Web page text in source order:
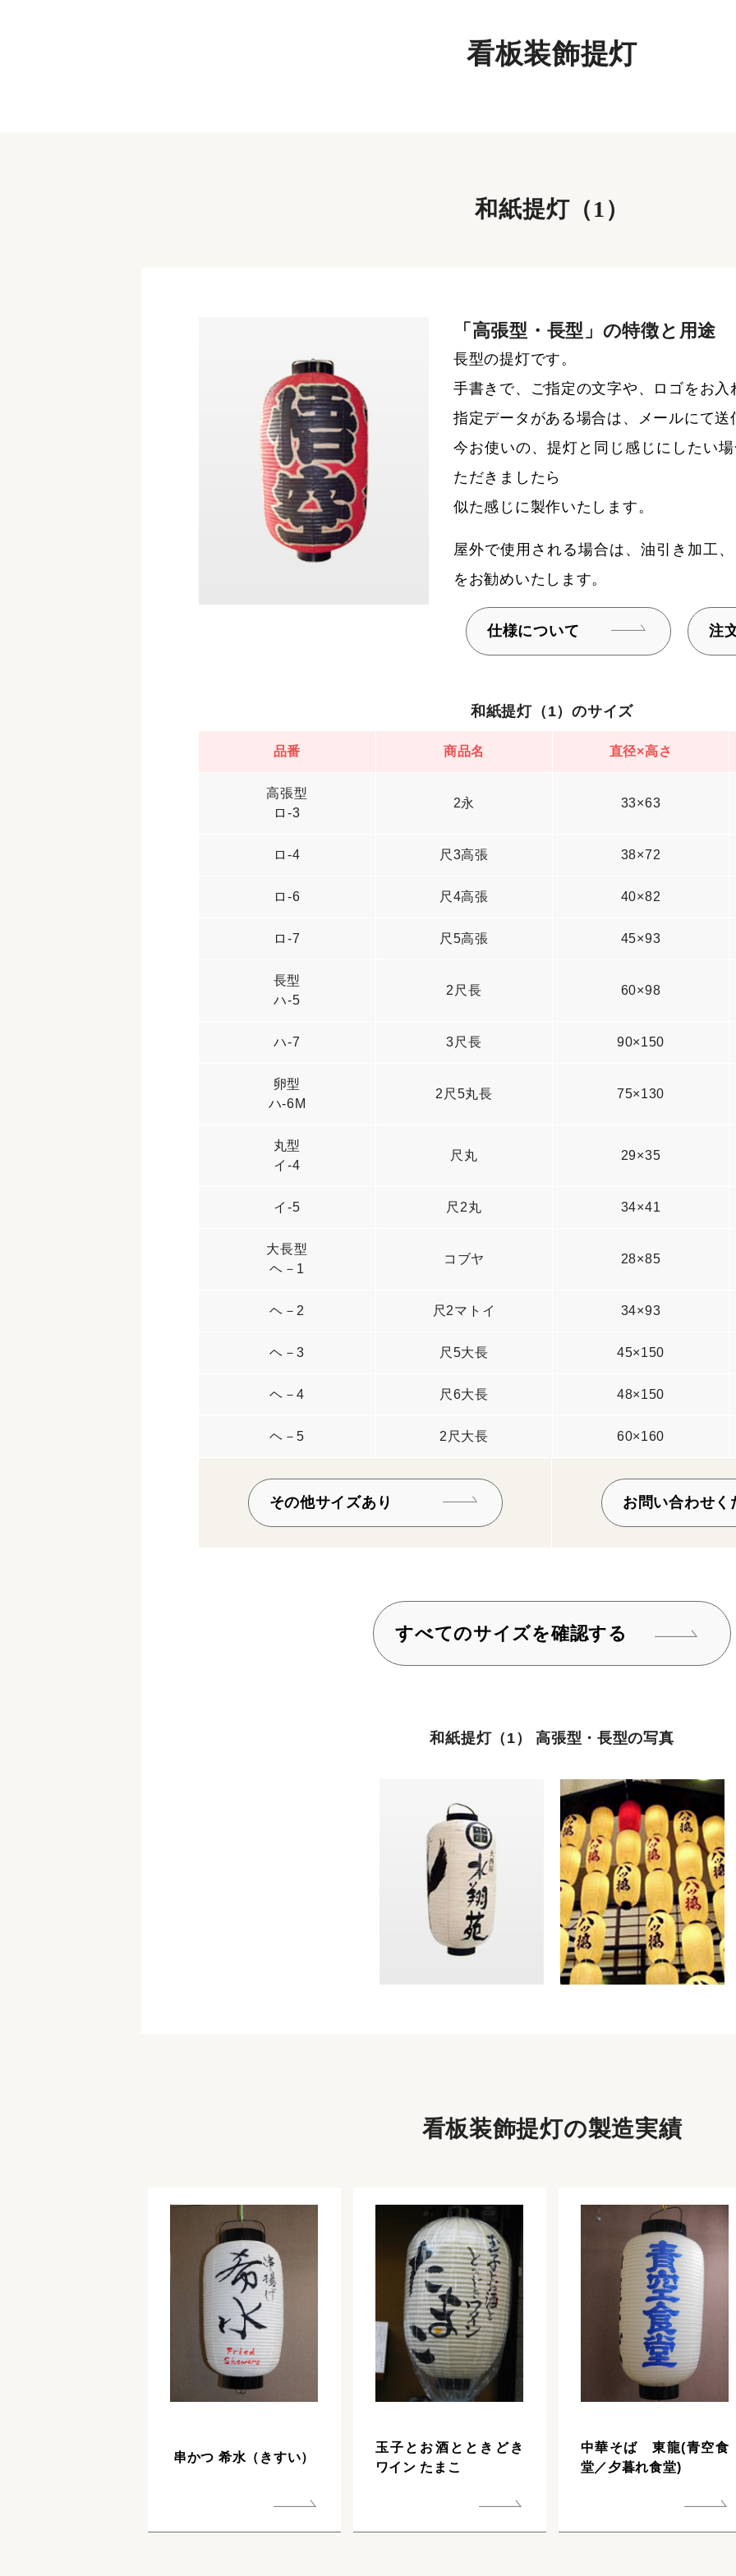
看板装飾提灯
和紙提灯（1）
「高張型・長型」の特徴と用途
長型の提灯です。
手書きで、ご指定の文字や、ロゴをお入
指定データがある場合は、メールにて送
今お使いの、提灯と同じ感じにしたい
ただきましたら
似た感じに製作いたします。
屋外で使用される場合は、油引き加工
をお勧めいたします。
仕様について 注
和紙提灯（1）のサイズ
品番 商品名 直径×高さ
高張型
ロ-3
2永 33×63
ロ-4 尺3高張 38×72
ロ-6 尺4高張 40×82
ロ-7 尺5高張 45×93
長型
ハ-5
2尺長 60×98
ハ-7 3尺長 90×150
卵型
ハ-6M
2尺5丸長 75×130
丸型
イ-4
尺丸 29×35
イ-5 尺2丸 34×41
大長型
ヘ－1
コブヤ 28×85
ヘ－2 尺2マトイ 34×93
ヘ－3 尺5大長 45×150
ヘ－4 尺6大長 48×150
ヘ－5 2尺大長 60×160
その他サイズあり お問い合わせく
すべてのサイズを確認する
和紙提灯（1） 高張型・長型の写真
看板装飾提灯の製造実績
串かつ 希水（きすい）
玉子とお酒とときどき
ワイン たまこ
中華そば 東龍(青空食
堂／夕暮れ食堂)